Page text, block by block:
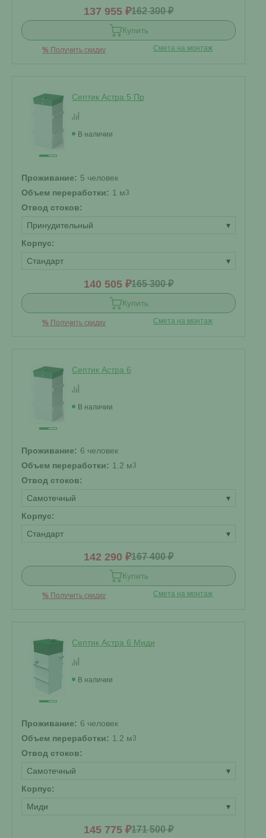
137 955 ₽162 300 ₽
Купить
% Получить скидку Смета на монтаж
Септик Астра 5 Пр
В наличии
Проживание: 5 человек
Объем переработки: 1 м3
Отвод стоков:
Принудительный
▾
Корпус:
Стандарт
▾
140 505 ₽165 300 ₽
Купить
% Получить скидку Смета на монтаж
Септик Астра 6
В наличии
Проживание: 6 человек
Объем переработки: 1.2 м3
Отвод стоков:
Самотечный
▾
Корпус:
Стандарт
▾
142 290 ₽167 400 ₽
Купить
% Получить скидку Смета на монтаж
Септик Астра 6 Миди
В наличии
Проживание: 6 человек
Объем переработки: 1.2 м3
Отвод стоков:
Самотечный
▾
Корпус:
Миди
▾
145 775 ₽171 500 ₽